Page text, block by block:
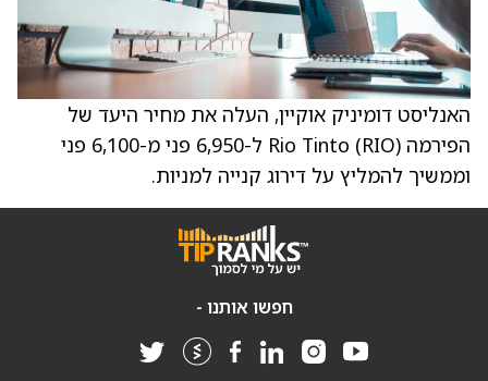
האנליסט דומיניק אוקיין, העלה את מחיר היעד של
הפירמה Rio Tinto (RIO) ל-6,950 פני מ-6,100 פני
וממשיך להמליץ על דירוג קנייה למניות.
חפשו אותנו -